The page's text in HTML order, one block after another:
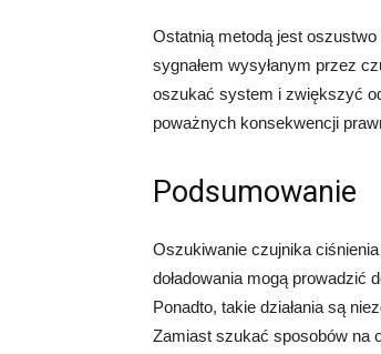
Ostatnią metodą jest
sygnałem wysyłanym przez
oszukać system i zwiększyć
poważnych konsekwencji
Podsumowanie
Oszukiwanie czujnika ciśnienia
doładowania mogą prowadzić
Ponadto, takie działania są
Zamiast szukać sposobów na